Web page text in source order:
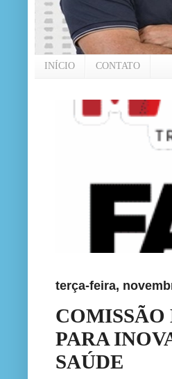
INÍCIO CONTATO
terça-feira,
PARA
SAÚDE